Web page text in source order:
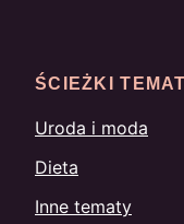
ŚCIEŻKI
Uroda i moda
Dieta
Inne tematy